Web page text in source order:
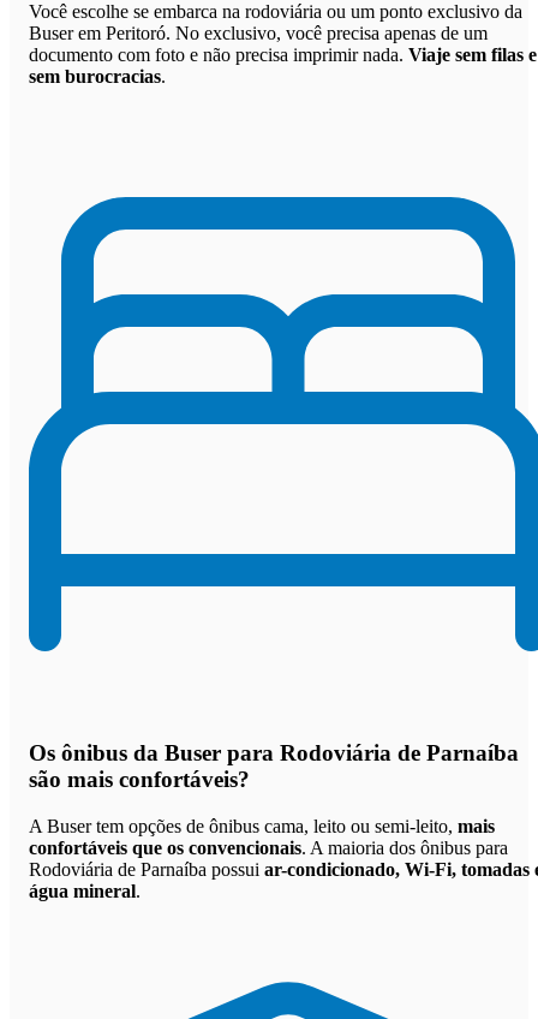
Você escolhe se embarca na rodoviária ou um ponto exclusivo da
Buser em Peritoró. No exclusivo, você precisa apenas de um
documento com foto e não precisa imprimir nada. Viaje sem filas e
sem burocracias.
Os ônibus da Buser para Rodoviária de Parnaíba
são mais confortáveis?
A Buser tem opções de ônibus cama, leito ou semi-leito, mais
confortáveis que os convencionais. A maioria dos ônibus para
Rodoviária de Parnaíba possui ar-condicionado, Wi-Fi, tomadas
água mineral.